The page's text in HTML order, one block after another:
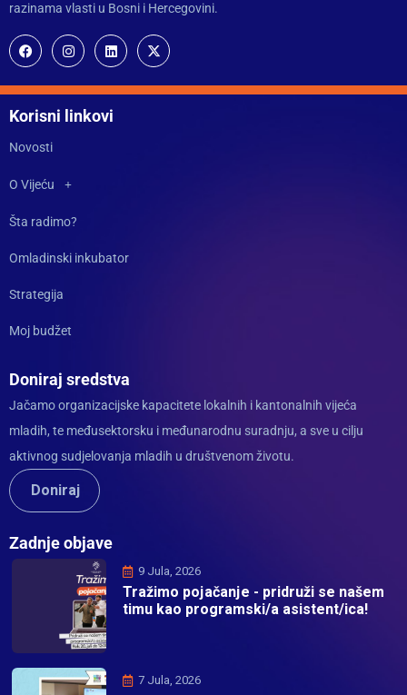
razinama vlasti u Bosni i Hercegovini.
Korisni linkovi
Novosti
O Vijeću
Šta radimo?
Omladinski inkubator
Strategija
Moj budžet
Doniraj sredstva
Jačamo organizacijske kapacitete lokalnih i kantonalnih vijeća
mladih, te međusektorsku i međunarodnu suradnju, a sve u cilju
aktivnog sudjelovanja mladih u društvenom životu.
Doniraj
Zadnje objave
9 Jula, 2026
Tražimo pojačanje - pridruži se našem
timu kao programski/a asistent/ica!
7 Jula, 2026